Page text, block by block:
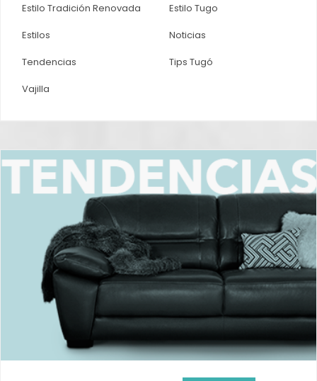
Estilo Tradición Renovada
Estilo Tugo
Estilos
Noticias
Tendencias
Tips Tugó
Vajilla